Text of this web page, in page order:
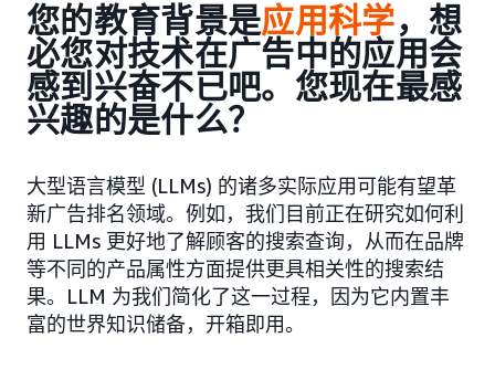
您的教育背景是应用科学，想
必您对技术在广告中的应用会
感到兴奋不已吧。您现在最感
兴趣的是什么？
大型语言模型 (LLMs) 的诸多实际应用可能有望革
新广告排名领域。例如，我们目前正在研究如何利
用 LLMs 更好地了解顾客的搜索查询，从而在品牌
等不同的产品属性方面提供更具相关性的搜索结
果。LLM 为我们简化了这一过程，因为它内置丰
富的世界知识储备，开箱即用。